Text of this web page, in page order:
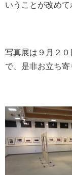
いうことが改めて
写真展は９月２
で、是非お立ち寄